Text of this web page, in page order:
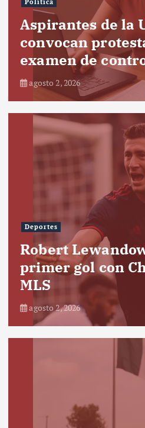
Política
Aspirantes de la
convocan
examen de
agosto 2, 2026
Deportes
Robert
primer gol con
MLS
agosto 2, 2026